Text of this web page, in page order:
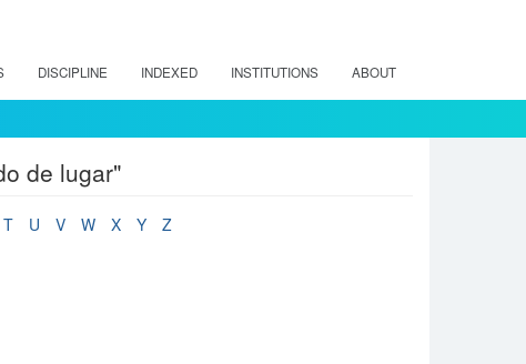
DISCIPLINE INDEXED INSTITUTIONS ABOUT
de lugar"
T U V W X Y
Z